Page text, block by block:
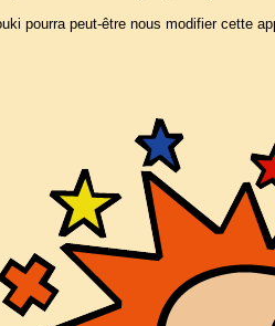
pourra peut-être nous modifier cette